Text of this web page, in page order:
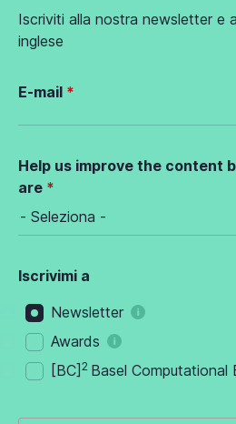
Iscriviti alla nostra newsletter e
inglese
E-mail
Help us improve the content
are
Iscrivimi a
Newsletter
Awards
[BC] 2 Basel Computational